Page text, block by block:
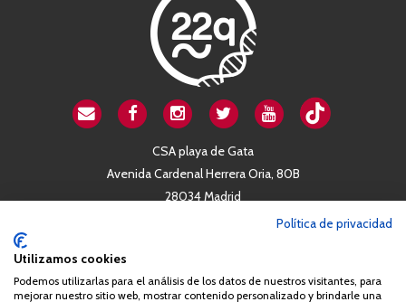
CSA playa de Gata
Avenida Cardenal Herrera Oria, 80B
28034 Madrid
distribución de la totalidad o parte de los contenidos del sitio web
Política de privacidad
Utilizamos cookies
Podemos utilizarlas para el análisis de los datos de nuestros visitantes, para
mejorar nuestro sitio web, mostrar contenido personalizado y brindarle una